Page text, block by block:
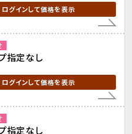
ログインして価格を表示
指定なし
ログインして価格を表示
指定なし